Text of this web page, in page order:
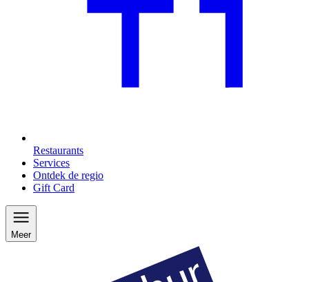
Restaurants
Services
Ontdek de regio
Gift Card
Meer